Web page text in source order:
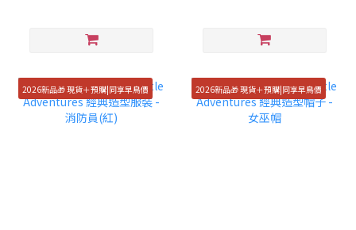
2026新品🎁 現貨＋預購|同享早鳥價 2026新品🎁 現貨＋預購|同享早鳥價